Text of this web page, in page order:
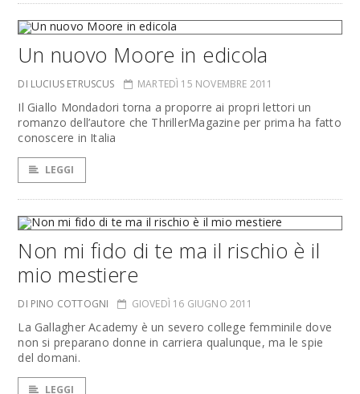
Un nuovo Moore in edicola
DI LUCIUS ETRUSCUS MARTEDÌ 15 NOVEMBRE 2011
Il Giallo Mondadori torna a proporre ai propri lettori un
romanzo dell’autore che ThrillerMagazine per prima ha fatto
conoscere in Italia
LEGGI
Non mi fido di te ma il rischio è il
mio mestiere
DI PINO COTTOGNI GIOVEDÌ 16 GIUGNO 2011
La Gallagher Academy è un severo college femminile dove
non si preparano donne in carriera qualunque, ma le spie
del domani.
LEGGI